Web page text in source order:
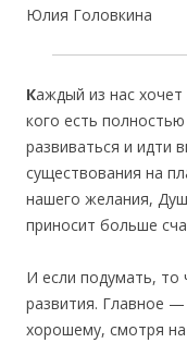
Юлия Головкина
Каждый из нас
кого есть
развиваться и идти
существования на
нашего желания,
приносит больше
И если подумать, то
развития. Главное —
хорошему, смотря